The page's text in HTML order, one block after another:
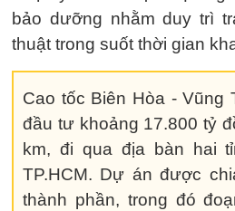
bảo dưỡng nhằm duy trì
thuật trong suốt thời gian
Cao tốc Biên Hòa - Vũng
đầu tư khoảng 17.800 tỷ
km, đi qua địa bàn hai
TP.HCM. Dự án được
thành phần, trong đó